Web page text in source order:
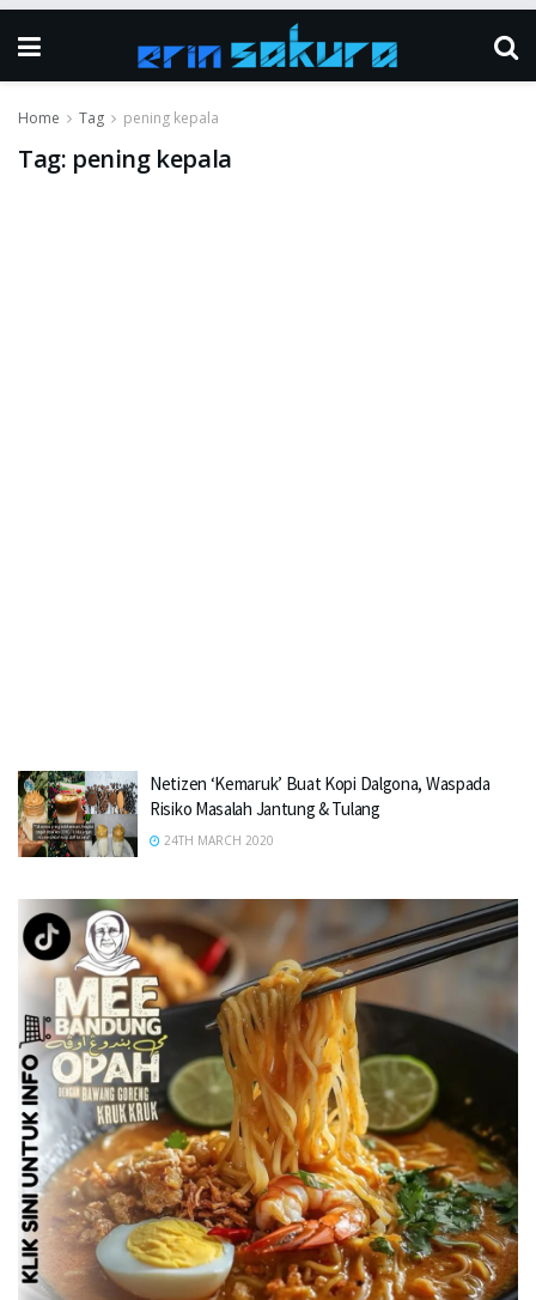
Home Tag pening kepala
Tag: pening kepala
Netizen ‘Kemaruk’ Buat Kopi Dalgona, Waspada
Risiko Masalah Jantung & Tulang
24TH MARCH 2020